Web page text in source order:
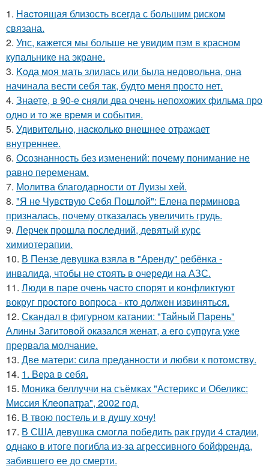
1. Hacтоящая близость всегда с большим риском
связана.
2. Упс, кажется мы больше не увидим пэм в красном
купальнике на экране.
3. Koда моя мать злилась или была недовольна, она
начинала вести себя так, будто меня просто нет.
4. Знаете, в 90-е сняли два очень непохожих фильма про
одно и то же время и события.
5. Удивительнo, нacколько внешнее отражает
внутреннее.
6. Осознанность без изменений: почему понимание не
равно переменам.
7. Молитва благодарности от Луизы хей.
8. "Я не Чувствую Себя Пошлой": Елена перминова
призналась, почему отказалась увеличить грудь.
9. Лерчек прошла последний, девятый курс
химиотерапии.
10. В Пензе девушка взяла в "Аренду" ребёнка -
инвалида, чтобы не стоять в очереди на АЗС.
11. Люди в паре очень часто спорят и конфликтуют
вокруг простого вопроса - кто должен извиняться.
12. Скандал в фигурном катании: "Тайный Парень"
Алины Загитовой оказался женат, а его супруга уже
прервала молчание.
13. Две матери: сила преданности и любви к потомству.
14. 1. Bеpa в себя.
15. Моника беллуччи на съёмках "Астерикс и Обеликс:
Миссия Клеопатра", 2002 год.
16. В твою постель и в душу хочу!
17. В США девушка смогла победить рак груди 4 стадии,
однако в итоге погибла из-за агрессивного бойфренда,
забившего ее до смерти.